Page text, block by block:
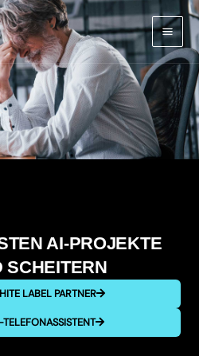
AI-PROJEKTE
SCHEITERN
LABEL PARTNER